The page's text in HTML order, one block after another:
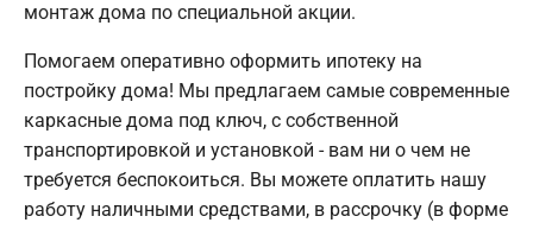
монтаж дома по специальной акции.
Помогаем оперативно оформить ипотеку на
постройку дома! Мы предлагаем самые современные
каркасные дома под ключ, с собственной
транспортировкой и установкой - вам ни о чем не
требуется беспокоиться. Вы можете оплатить нашу
работу наличными средствами, в рассрочку (в форме